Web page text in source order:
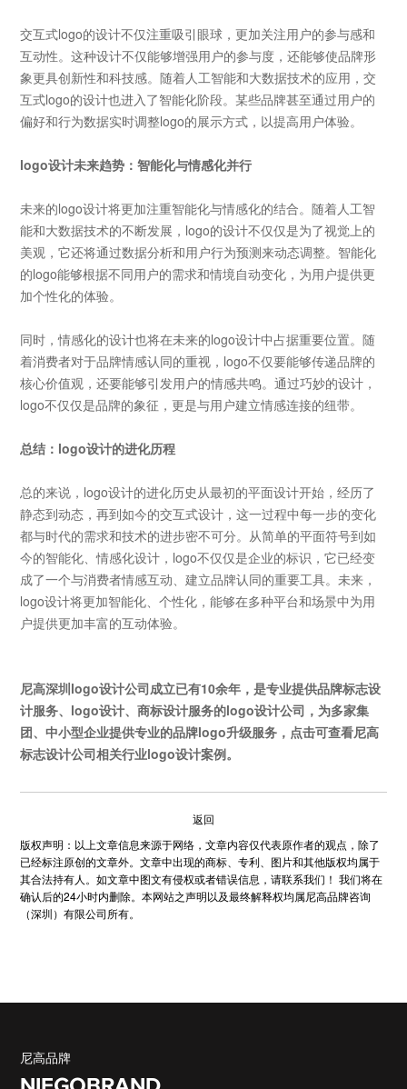
交互式logo的设计不仅注重吸引眼球，更加关注用户的参与感和
互动性。这种设计不仅能够增强用户的参与度，还能够使品牌形
象更具创新性和科技感。随着人工智能和大数据技术的应用，交
互式logo的设计也进入了智能化阶段。某些品牌甚至通过用户的
偏好和行为数据实时调整logo的展示方式，以提高用户体验。
logo设计未来趋势：智能化与情感化并行
未来的logo设计将更加注重智能化与情感化的结合。随着人工智
能和大数据技术的不断发展， logo的设计不仅仅是为了视觉上的
美观，它还将通过数据分析和用户行为预测来动态调整。智能化
的logo能够根据不同用户的需求和情境自动变化，为用户提供更
加个性化的体验。
同时，情感化的设计也将在未来的logo设计中占据重要位置。随
着消费者对于品牌情感认同的重视， logo不仅要能够传递品牌的
核心价值观，还要能够引发用户的情感共鸣。通过巧妙的设计，
logo不仅仅是品牌的象征，更是与用户建立情感连接的纽带。
总结： logo设计的进化历程
总的来说， logo设计的进化历史从最初的平面设计开始，经历了
静态到动态，再到如今的交互式设计，这一过程中每一步的变化
都与时代的需求和技术的进步密不可分。从简单的平面符号到如
今的智能化、情感化设计， logo不仅仅是企业的标识，它已经变
成了一个与消费者情感互动、建立品牌认同的重要工具。未来，
logo设计将更加智能化、个性化，能够在多种平台和场景中为用
户提供更加丰富的互动体验。
尼高深圳logo设计公司成立已有10余年，是专业提供品牌标志设
计服务、logo设计、商标设计服务的logo设计公司 ，为多家集
团、中小型企业提供专业的品牌logo升级服务，点击可查看尼高
标志设计公司相关行业logo设计案例。
返回
版权声明：以上文章信息来源于网络，文章内容仅代表原作者的观点，除了
已经标注原创的文章外。文章中出现的商标、专利、图片和其他版权均属于
其合法持有人。如文章中图文有侵权或者错误信息，请联系我们！ 我们将在
确认后的24小时内删除。本网站之声明以及最终解释权均属尼高品牌咨询
（深圳）有限公司所有。
尼高品牌